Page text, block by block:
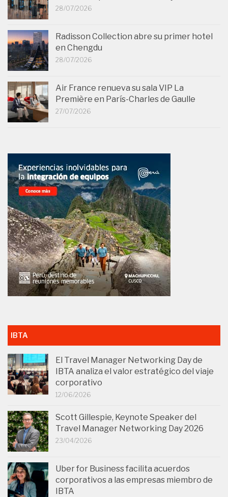
28/07/2026
Radisson Collection abre su primer hotel
en Chengdu
28/07/2026
Air France renueva su sala VIP La
Première en París-Charles de Gaulle
27/07/2026
IBTA
El Travel Manager Networking Day de
IBTA analiza el valor estratégico del viaje
corporativo
12/06/2026
Scott Gillespie, Keynote Speaker del
Travel Manager Networking Day 2026
23/04/2026
Uber for Business facilita acuerdos
corporativos a las empresas miembro de
IBTA